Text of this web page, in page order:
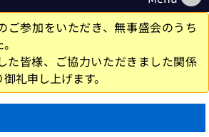
ご参加をいただき、無事盛会のうち
た皆様、ご協力いただきました関係
礼申し上げます。